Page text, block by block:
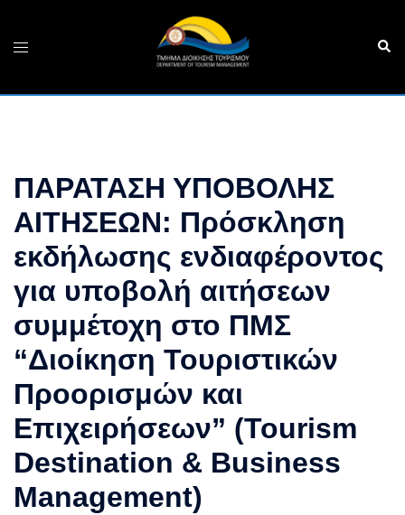
content
Toggle
ΠΑΡΑΤΑΣΗ ΥΠΟΒΟΛΗΣ
ΑΙΤΗΣΕΩΝ: Πρόσκληση
εκδήλωσης ενδιαφέροντος
για υποβολή αιτήσεων
συμμέτοχη στο ΠΜΣ
“Διοίκηση Τουριστικών
Προορισμών και
Επιχειρήσεων” (Tourism
Destination & Business
Management)